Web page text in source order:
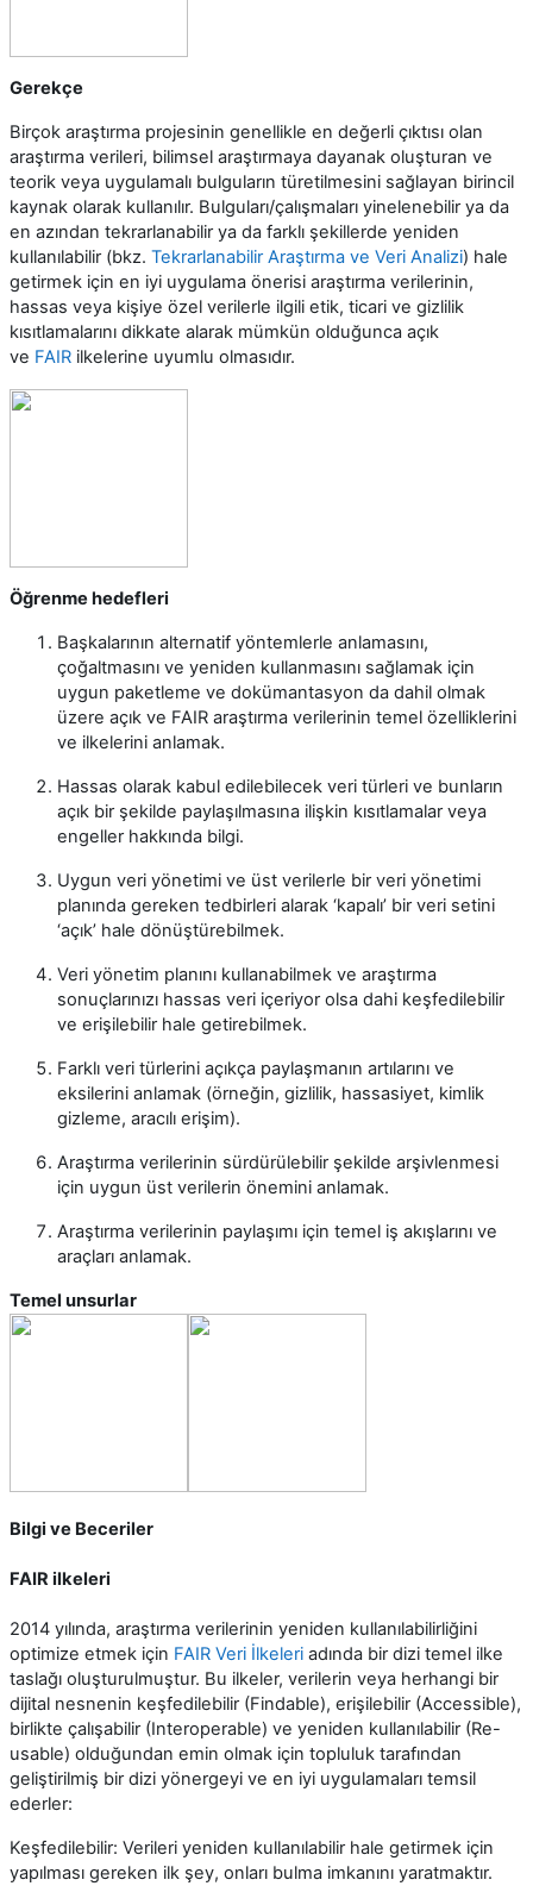
Gerekçe
Birçok araştırma projesinin genellikle en değerli çıktısı olan
araştırma verileri, bilimsel araştırmaya dayanak oluşturan ve
teorik veya uygulamalı bulguların türetilmesini sağlayan birincil
kaynak olarak kullanılır. Bulguları/çalışmaları yinelenebilir ya da
en azından tekrarlanabilir ya da farklı şekillerde yeniden
kullanılabilir (bkz. Tekrarlanabilir Araştırma ve Veri Analizi) hale
getirmek için en iyi uygulama önerisi araştırma verilerinin,
hassas veya kişiye özel verilerle ilgili etik, ticari ve gizlilik
kısıtlamalarını dikkate alarak mümkün olduğunca açık
ve FAIR ilkelerine uyumlu olmasıdır.
Öğrenme hedefleri
Başkalarının alternatif yöntemlerle anlamasını,
çoğaltmasını ve yeniden kullanmasını sağlamak için
uygun paketleme ve dokümantasyon da dahil olmak
üzere açık ve FAIR araştırma verilerinin temel özelliklerini
ve ilkelerini anlamak.
Hassas olarak kabul edilebilecek veri türleri ve bunların
açık bir şekilde paylaşılmasına ilişkin kısıtlamalar veya
engeller hakkında bilgi.
Uygun veri yönetimi ve üst verilerle bir veri yönetimi
planında gereken tedbirleri alarak ‘kapalı’ bir veri setini
‘açık’ hale dönüştürebilmek.
Veri yönetim planını kullanabilmek ve araştırma
sonuçlarınızı hassas veri içeriyor olsa dahi keşfedilebilir
ve erişilebilir hale getirebilmek.
Farklı veri türlerini açıkça paylaşmanın artılarını ve
eksilerini anlamak (örneğin, gizlilik, hassasiyet, kimlik
gizleme, aracılı erişim).
Araştırma verilerinin sürdürülebilir şekilde arşivlenmesi
için uygun üst verilerin önemini anlamak.
Araştırma verilerinin paylaşımı için temel iş akışlarını ve
araçları anlamak.
Temel unsurlar
Bilgi ve Beceriler
FAIR ilkeleri
2014 yılında, araştırma verilerinin yeniden kullanılabilirliğini
optimize etmek için FAIR Veri İlkeleri adında bir dizi temel ilke
taslağı oluşturulmuştur. Bu ilkeler, verilerin veya herhangi bir
dijital nesnenin keşfedilebilir (Findable), erişilebilir (Accessible),
birlikte çalışabilir (Interoperable) ve yeniden kullanılabilir (Re-
usable) olduğundan emin olmak için topluluk tarafından
geliştirilmiş bir dizi yönergeyi ve en iyi uygulamaları temsil
ederler:
Keşfedilebilir: Verileri yeniden kullanılabilir hale getirmek için
yapılması gereken ilk şey, onları bulma imkanını yaratmaktır.